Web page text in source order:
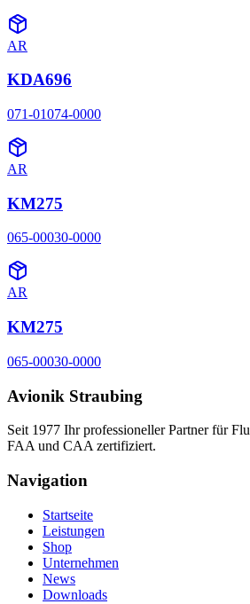
AR
KDA696
071-01074-0000
AR
KM275
065-00030-0000
AR
KM275
065-00030-0000
Avionik Straubing
Seit 1977 Ihr professioneller Partner für
FAA und CAA zertifiziert.
Navigation
Startseite
Leistungen
Shop
Unternehmen
News
Downloads